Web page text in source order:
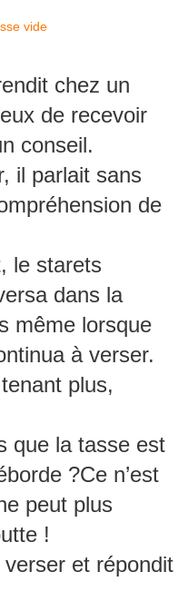
chez un
de recevoir
conseil.
il parlait sans
de
le starets
dans la
même lorsque
à verser.
plus,
que la tasse est
?Ce n’est
peut plus
!
verser et répondit